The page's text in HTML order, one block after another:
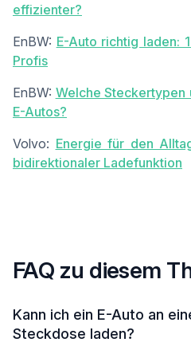
effizienter?
EnBW: E-Auto richtig laden:
Profis
EnBW: Welche
E-Autos?
Volvo: Energie für den
bidirektionaler Ladefunktion
FAQ zu diesem
Kann ich ein E-Auto an
Steckdose laden?